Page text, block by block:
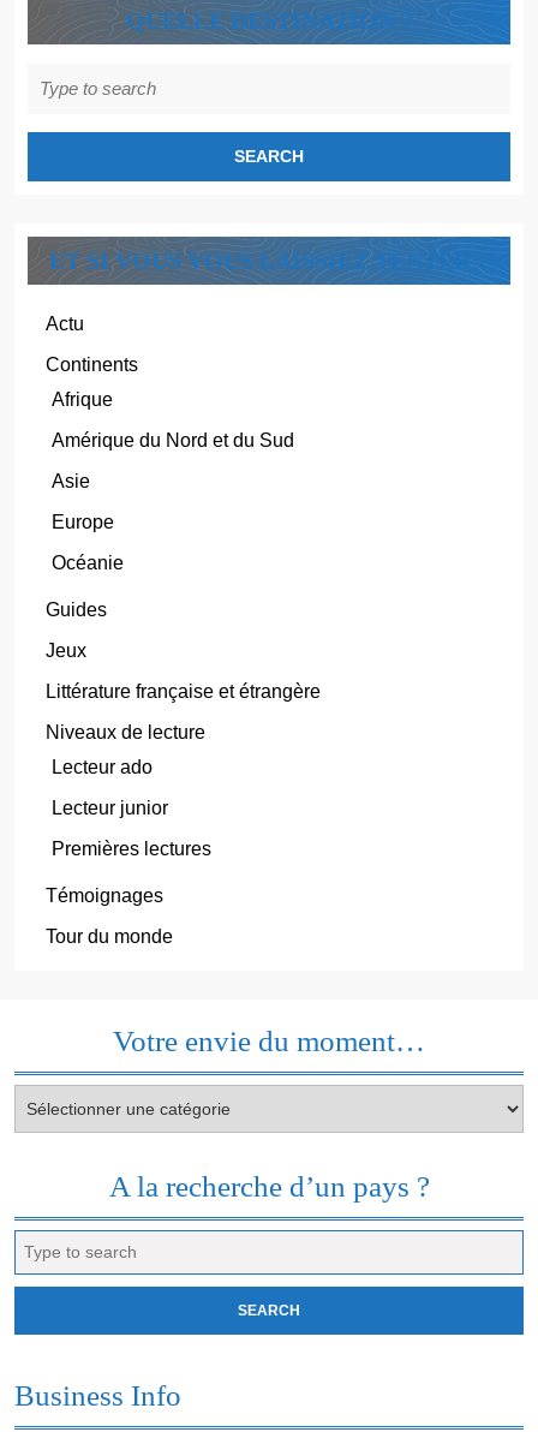
QUELLE DESTINATION ?
for:
ET SI VOUS VOUS LAISSIEZ TENTER ?
Actu
Continents
Afrique
Amérique du Nord et du Sud
Asie
Europe
Océanie
Guides
Jeux
Littérature française et étrangère
Niveaux de lecture
Lecteur ado
Lecteur junior
Premières lectures
Témoignages
Tour du monde
Votre envie du moment…
envie
A la recherche d’un pays ?
for:
Business Info